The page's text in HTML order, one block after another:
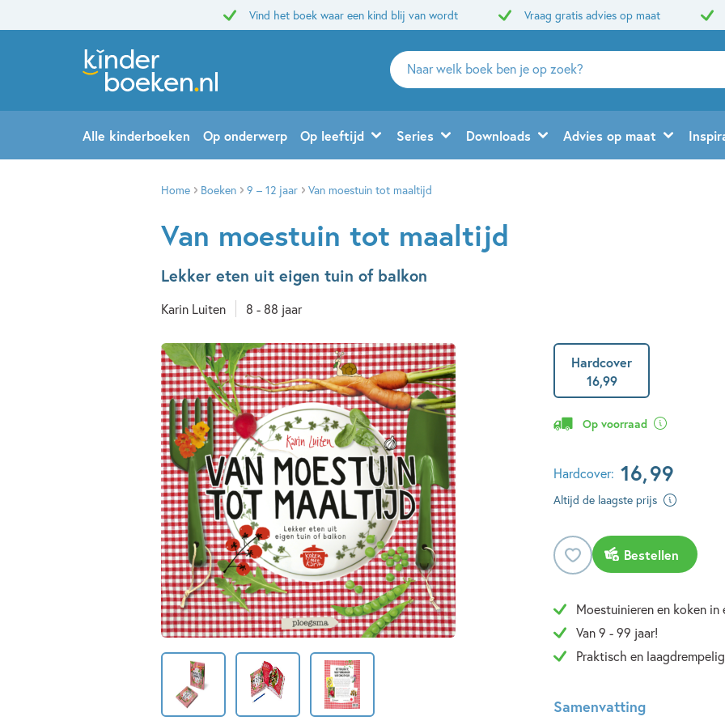
Vind het boek waar een kind blij van wordt Vraag gratis advies op maat
Zoeken
naar
en
uitgevers
Alle kinderboeken Op onderwerp Op leeftijd Series Downloads Advies op maat
Home Boeken 9 – 12 jaar Van moestuin tot maaltijd
Van moestuin tot maaltijd
Lekker eten uit eigen tuin of balkon
Karin Luiten 8 - 88 jaar
Hardcover
16,99
Op voorraad
Hardcover: 16,99
Altijd de laagste prijs
Bestellen
Moestuinieren en koken in
Van 9 - 99 jaar!
Praktisch en laagdrempelig
Samenvatting